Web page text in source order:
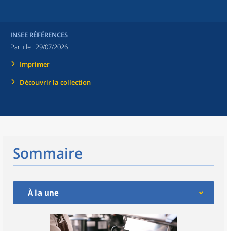
INSEE RÉFÉRENCES
Paru le : 29/07/2026
Imprimer
Découvrir la collection
Sommaire
À la une